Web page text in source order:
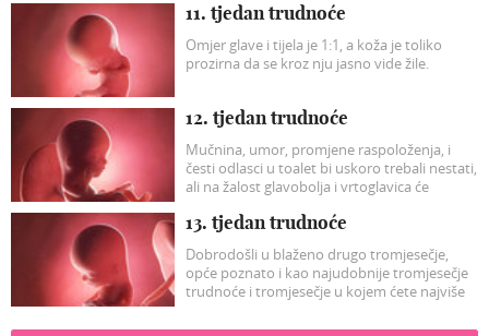
11. tjedan trudnoće
Omjer glave i tijela je 1:1, a koža je toliko
prozirna da se kroz nju jasno vide žile.
12. tjedan trudnoće
Mučnina, umor, promjene raspoloženja, i
česti odlasci u toalet bi uskoro trebali nestati,
ali na žalost glavobolja i vrtoglavica će
13. tjedan trudnoće
Dobrodošli u blaženo drugo tromjesečje,
opće poznato i kao najudobnije tromjesečje
trudnoće i tromjesečje u kojem ćete najviše